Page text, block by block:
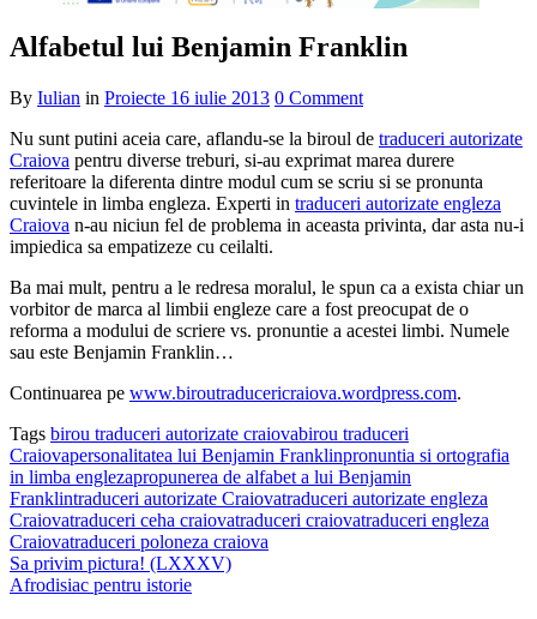
Alfabetul lui Benjamin Franklin
By Iulian in Proiecte 16 iulie 2013 0 Comment
Nu sunt putini aceia care, aflandu-se la biroul de traduceri autorizate
Craiova pentru diverse treburi, si-au exprimat marea durere
referitoare la diferenta dintre modul cum se scriu si se pronunta
cuvintele in limba engleza. Experti in traduceri autorizate engleza
Craiova n-au niciun fel de problema in aceasta privinta, dar asta nu-i
impiedica sa empatizeze cu ceilalti.
Ba mai mult, pentru a le redresa moralul, le spun ca a exista chiar un
vorbitor de marca al limbii engleze care a fost preocupat de o
reforma a modului de scriere vs. pronuntie a acestei limbi. Numele
sau este Benjamin Franklin…
Continuarea pe www.biroutraducericraiova.wordpress.com.
Tags birou traduceri autorizate craiovabirou traduceri
Craiovapersonalitatea lui Benjamin Franklinpronuntia si ortografia
in limba englezapropunerea de alfabet a lui Benjamin
Franklintraduceri autorizate Craiovatraduceri autorizate engleza
Craiovatraduceri ceha craiovatraduceri craiovatraduceri engleza
Craiovatraduceri poloneza craiova
Sa privim pictura! (LXXXV)
Afrodisiac pentru istorie